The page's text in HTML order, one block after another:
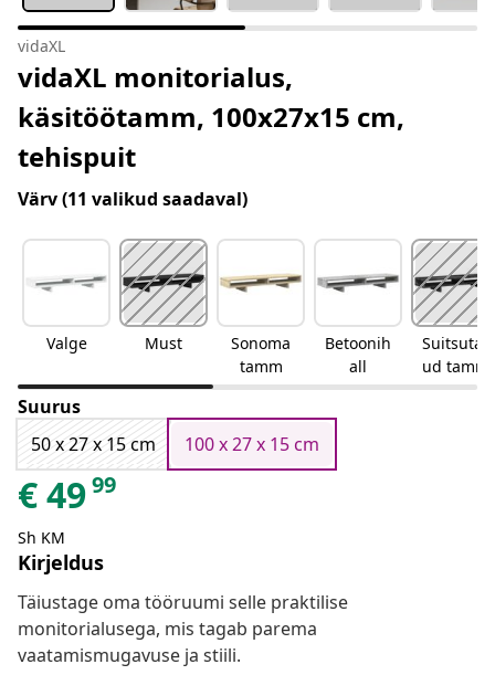
vidaXL
vidaXL monitorialus,
käsitöötamm, 100x27x15 cm,
tehispuit
Värv(11 valikud saadaval)
Valge Must
Sonoma
tamm
Betoonih
all
Suitsutat
ud tamm
Suurus
50 x 27 x 15 cm
100 x 27 x 15 cm
€4999
Sh KM
Kirjeldus
Täiustage oma tööruumi selle praktilise
monitorialusega, mis tagab parema
vaatamismugavuse ja stiili.